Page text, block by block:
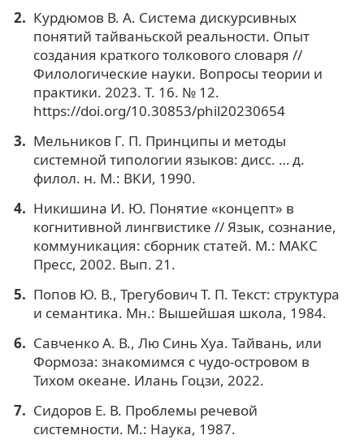
Курдюмов В. А. Система дискурсивных
понятий тайваньской реальности. Опыт
создания краткого толкового словаря //
Филологические науки. Вопросы теории и
практики. 2023. Т. 16. № 12.
https://doi.org/10.30853/phil20230654
Мельников Г. П. Принципы и методы
системной типологии языков: дисс. … д.
филол. н. М.: ВКИ, 1990.
Никишина И. Ю. Понятие «концепт» в
когнитивной лингвистике // Язык, сознание,
коммуникация: сборник статей. М.: МАКС
Пресс, 2002. Вып. 21.
Попов Ю. В., Трегубович Т. П. Текст: структура
и семантика. Мн.: Вышейшая школа, 1984.
Савченко А. В., Лю Синь Хуа. Тайвань, или
Формоза: знакомимся с чудо-островом в
Тихом океане. Илань Гоцзи, 2022.
Сидоров Е. В. Проблемы речевой
системности. М.: Наука, 1987.